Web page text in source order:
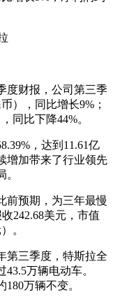
度财报，公司第三季
），同比增长9%；
同比下降44%。
，达到11.61亿
增加带来了行业领先
前预期，为三年最慢
242.68美元，市值
。
第三季度，特斯拉全
万辆电动车。
万辆不变。